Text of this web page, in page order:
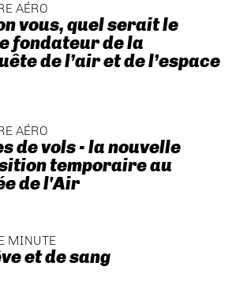
AÉRO
vous, quel serait le
fondateur de la
de l’air et de l’espace
AÉRO
de vols - la nouvelle
temporaire au
de l'Air
MINUTE
et de sang